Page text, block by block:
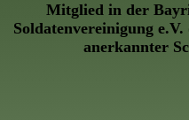
Mitglied in der
Soldatenvereinigung
anerkannter